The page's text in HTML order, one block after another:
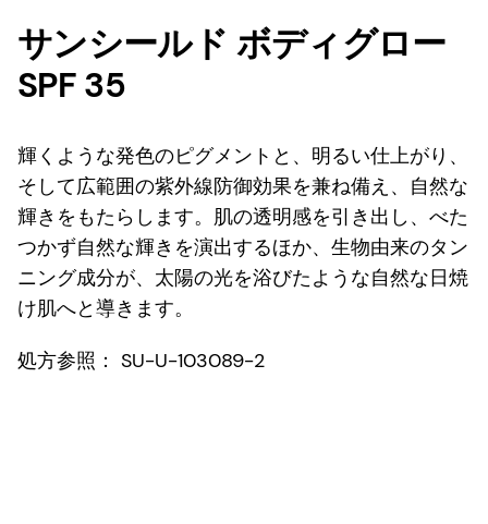
サンシールド ボディグロー
SPF 35
輝くような発色のピグメントと、明るい仕上がり、
そして広範囲の紫外線防御効果を兼ね備え、自然な
輝きをもたらします。肌の透明感を引き出し、べた
つかず自然な輝きを演出するほか、生物由来のタン
ニング成分が、太陽の光を浴びたような自然な日焼
け肌へと導きます。
処方参照： SU-U-103089-2